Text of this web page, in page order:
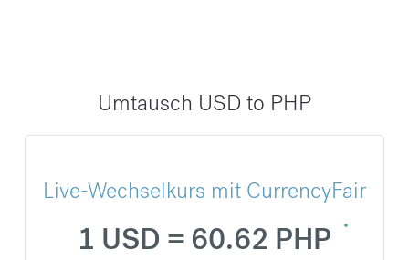
Umtausch USD to PHP
Live-Wechselkurs mit CurrencyFair
1 USD = 60.62 PHP